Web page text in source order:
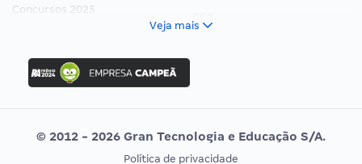
Concursos 2025
Concurso Ibama
Concurso MPU
Editais publicados
Vunesp
Veja mais
© 2012 - 2026 Gran Tecnologia e Educação S/A.
Política de privacidade